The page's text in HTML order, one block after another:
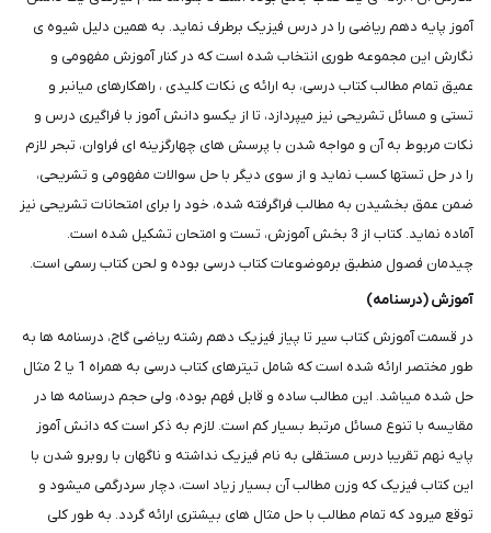
آموز پایه دهم ریاضی را در درس فیزیک برطرف نماید. به همین دلیل شیوه ی
نگارش این مجموعه طوری انتخاب شده است که در کنار آموزش مفهومی و
عمیق تمام مطالب کتاب درسی، به ارائه ی نکات کلیدی ، راهکارهای میانبر و
تستی و مسائل تشریحی نیز میپردازد، تا از یکسو دانش آموز با فراگیری درس و
نکات مربوط به آن و مواجه شدن با پرسش های چهارگزینه ای فراوان، تبحر لازم
را در حل تستها کسب نماید و از سوی دیگر با حل سوالات مفهومی و تشریحی،
ضمن عمق بخشیدن به مطالب فراگرفته شده، خود را برای امتحانات تشریحی نیز
آماده نماید. کتاب از 3 بخش آموزش، تست و امتحان تشکیل شده است.
چیدمان فصول منطبق برموضوعات کتاب درسی بوده و لحن کتاب رسمی است.
آموزش (درسنامه)
در قسمت آموزش کتاب سیر تا پیاز فیزیک دهم رشته ریاضی گاج، درسنامه ها به
طور مختصر ارائه شده است که شامل تیترهای کتاب درسی به همراه 1 یا 2 مثال
حل شده میباشد. این مطالب ساده و قابل فهم بوده، ولی حجم درسنامه ها در
مقایسه با تنوع مسائل مرتبط بسیار کم است. لازم به ذکر است که دانش آموز
پایه نهم تقریبا درس مستقلی به نام فیزیک نداشته و ناگهان با روبرو شدن با
این کتاب فیزیک که وزن مطالب آن بسیار زیاد است، دچار سردرگمی میشود و
توقع میرود که تمام مطالب با حل مثال های بیشتری ارائه گردد. به طور کلی